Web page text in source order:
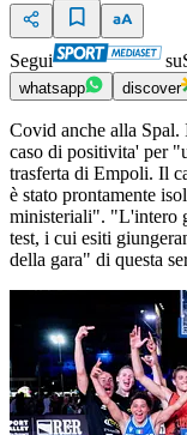
Segui su
whatsapp discover
Covid anche alla Spal.
caso di positivita' per
trasferta di Empoli. Il
è stato prontamente
ministeriali". "L'intero
test, i cui esiti
della gara" di questa